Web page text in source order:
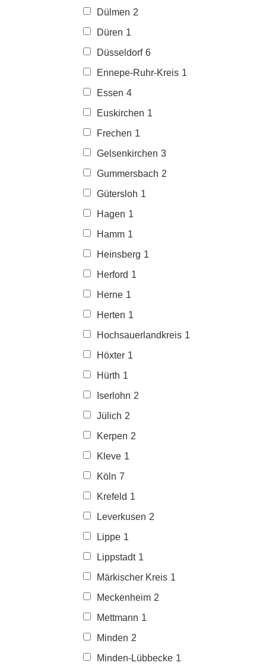
Dülmen 2
Düren 1
Düsseldorf 6
Ennepe-Ruhr-Kreis 1
Essen 4
Euskirchen 1
Frechen 1
Gelsenkirchen 3
Gummersbach 2
Gütersloh 1
Hagen 1
Hamm 1
Heinsberg 1
Herford 1
Herne 1
Herten 1
Hochsauerlandkreis 1
Höxter 1
Hürth 1
Iserlohn 2
Jülich 2
Kerpen 2
Kleve 1
Köln 7
Krefeld 1
Leverkusen 2
Lippe 1
Lippstadt 1
Märkischer Kreis 1
Meckenheim 2
Mettmann 1
Minden 2
Minden-Lübbecke 1